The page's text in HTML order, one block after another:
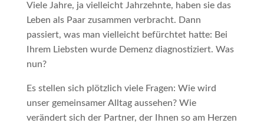
Viele Jahre, ja vielleicht Jahrzehnte, haben sie das
Leben als Paar zusammen verbracht. Dann
passiert, was man vielleicht befürchtet hatte: Bei
Ihrem Liebsten wurde Demenz diagnostiziert. Was
nun?
Es stellen sich plötzlich viele Fragen: Wie wird
unser gemeinsamer Alltag aussehen? Wie
verändert sich der Partner, der Ihnen so am Herzen